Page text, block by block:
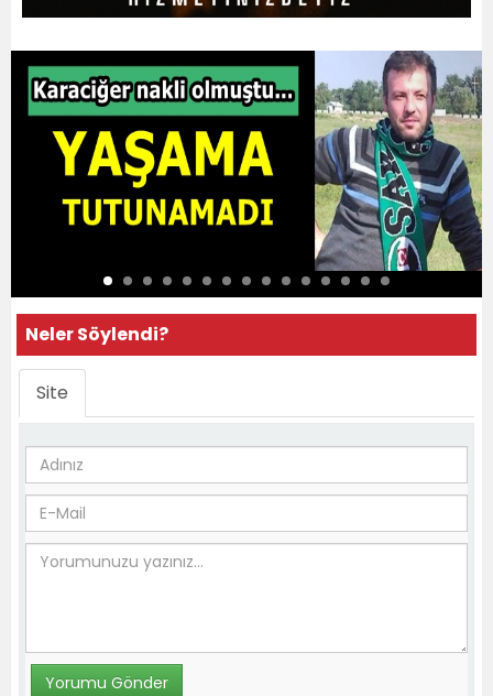
Neler Söylendi?
Site